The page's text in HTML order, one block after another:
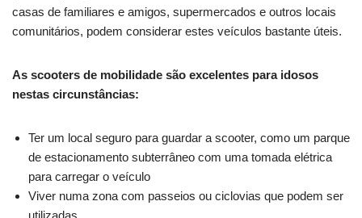
casas de familiares e amigos, supermercados e outros locais
comunitários, podem considerar estes veículos bastante úteis.
As scooters de mobilidade são excelentes para idosos
nestas circunstâncias:
Ter um local seguro para guardar a scooter, como um parque
de estacionamento subterrâneo com uma tomada elétrica
para carregar o veículo
Viver numa zona com passeios ou ciclovias que podem ser
utilizadas